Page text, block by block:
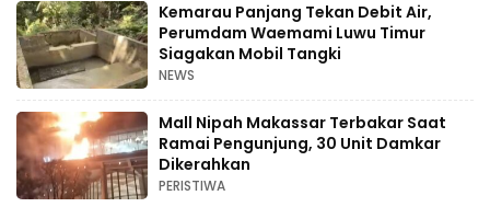
Kemarau Panjang Tekan Debit Air,
Perumdam Waemami Luwu Timur
Siagakan Mobil Tangki
NEWS
Mall Nipah Makassar Terbakar Saat
Ramai Pengunjung, 30 Unit Damkar
Dikerahkan
PERISTIWA